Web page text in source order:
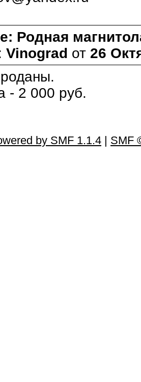
Родная
Vinograd от 26
- 2 000 руб.
by SMF 1.1.4 | SMF